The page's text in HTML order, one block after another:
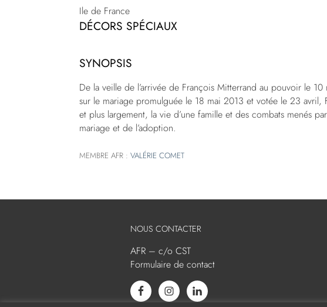
Ile de France
DÉCORS SPÉCIAUX
SYNOPSIS
De la veille de l’arrivée de François Mitterrand au pouvoir le
sur le mariage promulguée le 18 mai 2013 et votée le 23 avril,
et plus largement, la vie d’une famille et des combats menés
mariage et de l’adoption.
MEMBRE AFR : VALÉRIE COMET
NOUS CONTACTER
AFR – c/o CST
Formulaire de contact